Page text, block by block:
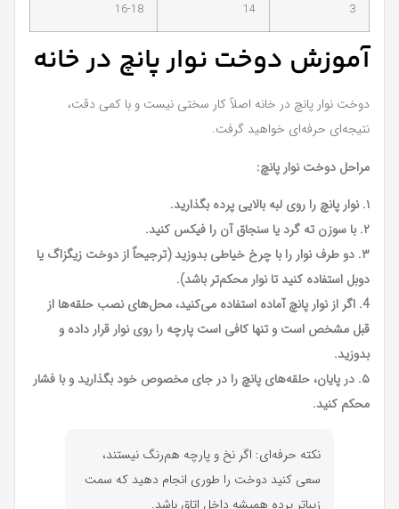
3
14
16-18
آموزش دوخت نوار پانچ در خانه
دوخت نوار پانچ در خانه اصلاً کار سختی نیست و با کمی دقت،
نتیجه‌ای حرفه‌ای خواهید گرفت.
مراحل دوخت نوار پانچ:
۱. نوار پانچ را روی لبه بالایی پرده بگذارید.
۲. با سوزن ته گرد یا سنجاق آن را فیکس کنید.
۳. دو طرف نوار را با چرخ خیاطی بدوزید (ترجیحاً از دوخت زیگزاگ یا
دوبل استفاده کنید تا نوار محکم‌تر باشد).
4. اگر از نوار پانچ آماده استفاده می‌کنید، محل‌های نصب حلقه‌ها از
قبل مشخص است و تنها کافی است پارچه را روی نوار قرار داده و
بدوزید.
۵. در پایان، حلقه‌های پانچ را در جای مخصوص خود بگذارید و با فشار
محکم کنید.
نکته حرفه‌ای: اگر نخ و پارچه هم‌رنگ نیستند،
سعی کنید دوخت را طوری انجام دهید که سمت
زیباتر پرده همیشه داخل اتاق باشد.